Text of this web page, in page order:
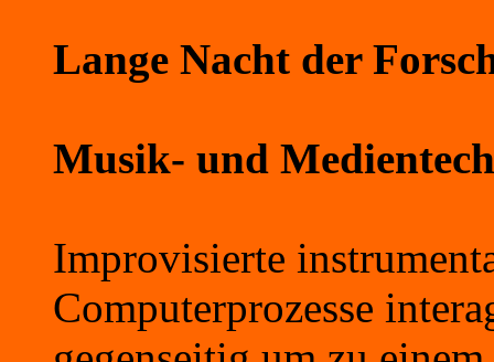
Lange Nacht der
Musik- und
Improvisierte
Computerprozesse